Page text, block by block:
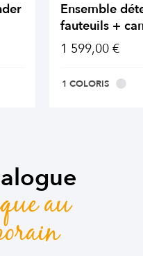
Ensemble
fauteuils +
1 599,00 €
1 COLORIS
au